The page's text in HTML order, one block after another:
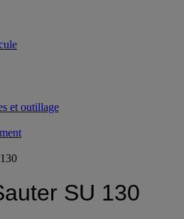
et outillage
SU 130